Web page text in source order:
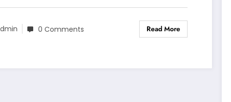
0 Comments Read More